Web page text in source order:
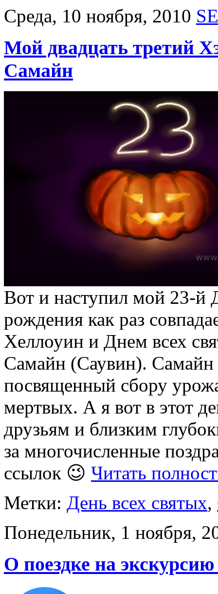
Среда, 10 ноября, 2010
Мой двадцать третий
Самайн
Вот и наступил мой 23-
рождения как раз
Хеллоуин и Днем всех
Самайн (Саувин). Самайн
посвященный сбору
мертвых. А я вот в этот
друзьям и близким
за многочисленные
ссылок 😉 Читать
Метки: День всех святых,
Понедельник, 1 ноября,
О поездке на